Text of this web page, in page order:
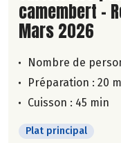
camembert -
Mars 2026
Nombre de
Préparation : 20
Cuisson : 45 min
Plat principal